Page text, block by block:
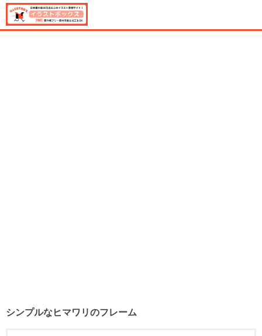
シンプルなヒマワリのフレーム